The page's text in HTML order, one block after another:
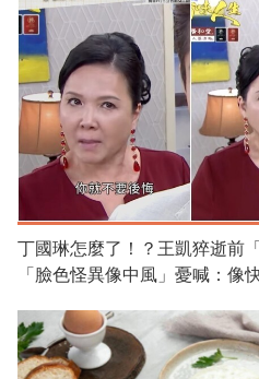
丁國琳怎麼了！？王凱猝逝
「臉色怪異像中風」憂喊：像